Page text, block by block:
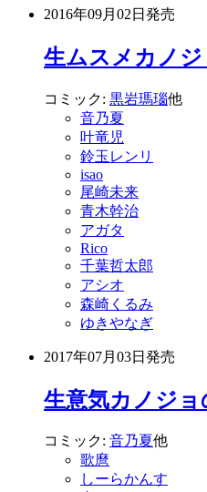
2016年09月02日 発売
生ムスメカノ
コミック: 黒岩瑪瑙他
音乃夏
叶竜児
鈴玉レンリ
isao
尾崎未来
青木幹治
アガタ
Rico
千葉哲太郎
アシオ
森崎くるみ
ゆきやなぎ
2017年07月03日 発売
生意気カノジ
コミック: 音乃夏他
歌麿
しーらかんす